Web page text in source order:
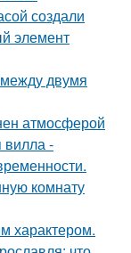
создали
элемент
двумя
атмосферой
вилла -
комнату
характером.